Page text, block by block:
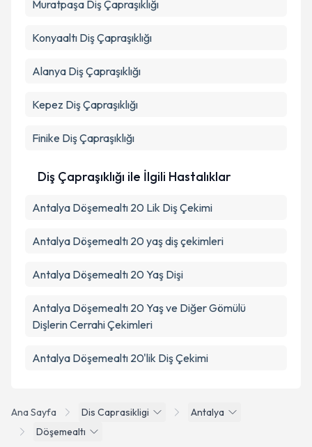
Takvim Talebini Gönder
Ana Sayfa Dis Caprasikligi
Antalya
Döşemealtı
Muratpaşa Diş Çapraşıklığı
Konyaaltı Diş Çapraşıklığı
Alanya Diş Çapraşıklığı
Kepez Diş Çapraşıklığı
Finike Diş Çapraşıklığı
Diş Çapraşıklığı ile İlgili Hastalıklar
Antalya Döşemealtı 20 Lik Diş Çekimi
Antalya Döşemealtı 20 yaş diş çekimleri
Antalya Döşemealtı 20 Yaş Dişi
Antalya Döşemealtı 20 Yaş ve Diğer Gömülü
Dişlerin Cerrahi Çekimleri
Antalya Döşemealtı 20'lik Diş Çekimi